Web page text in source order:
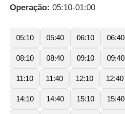
Operação: 05:10-01:00
05:10 05:40 06:10 06:40
08:10 08:40 09:10 09:40
11:10 11:40 12:10 12:40
14:10 14:40 15:10 15:40